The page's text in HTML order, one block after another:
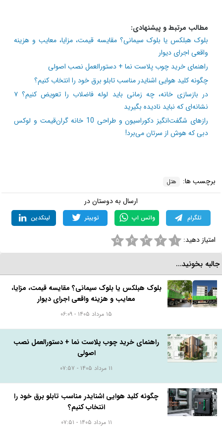
مطالب مرتبط و پیشنهادی:
بلوک هبلکس یا بلوک سیمانی؟ مقایسه قیمت، مزایا، معایب و هزینه
واقعی اجرای دیوار
راهنمای خرید چوب پلاست نما + دستورالعمل نصب اصولی
چگونه کلید هوایی اشنایدر مناسب تابلو برق خود را انتخاب کنیم؟
در بازسازی خانه، چه زمانی باید لوله فاضلاب را تعویض کنیم؟ ۷
نشانه‌ای که نباید نادیده بگیرید
رازهای شگفت‌انگیز دکوراسیون و طراحی 10 خانه گران‌قیمت و لوکس
دبی که هوش از سرتان می‌برد!
برچسب ها: هتل
ارسال به دوستان در
تلگرام واتس اپ توییتر لینکدین
امتیاز دهید: ۱ ۲ ۳ ۴ ۵
بخونید...
بلوک هبلکس یا بلوک سیمانی؟ مقایسه قیمت، مزایا،
معایب و هزینه واقعی اجرای دیوار
۱۵ مرداد ۱۴۰۵ - ۰۶:۰۹
راهنمای خرید چوب پلاست نما + دستورالعمل نصب
اصولی
چگونه کلید هوایی اشنایدر مناسب تابلو برق خود را
انتخاب کنیم؟